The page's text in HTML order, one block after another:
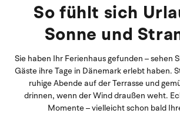
So fühlt sich
Sonne und
Sie haben Ihr Ferienhaus gefunden – sehen
Gäste ihre Tage in Dänemark erlebt haben.
ruhige Abende auf der Terrasse und
drinnen, wenn der Wind draußen weht.
Momente – vielleicht schon bald